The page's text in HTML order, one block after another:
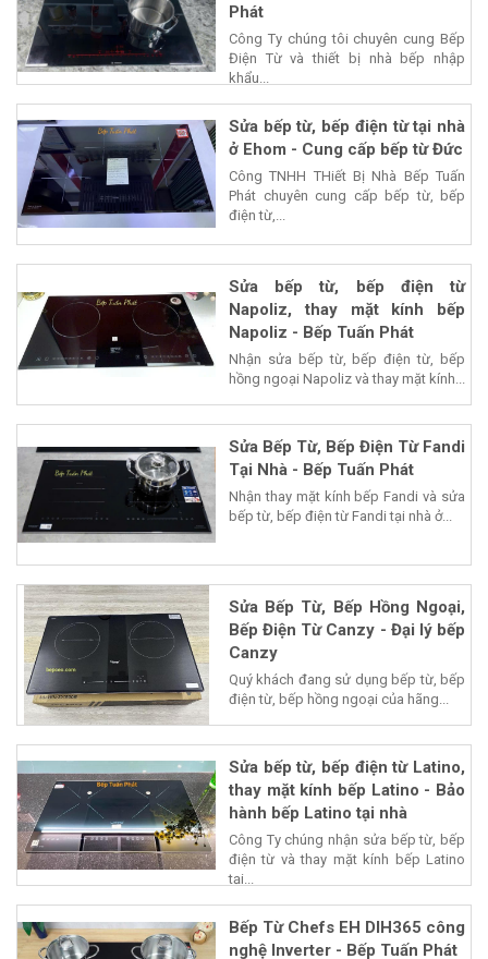
Phát
Công Ty chúng tôi chuyên cung Bếp
Điện Từ và thiết bị nhà bếp nhập
khẩu...
Sửa bếp từ, bếp điện từ tại nhà
ở Ehom - Cung cấp bếp từ Đức
Công TNHH THiết Bị Nhà Bếp Tuấn
Phát chuyên cung cấp bếp từ, bếp
điện từ,...
Sửa bếp từ, bếp điện từ
Napoliz, thay mặt kính bếp
Napoliz - Bếp Tuấn Phát
Nhận sửa bếp từ, bếp điện từ, bếp
hồng ngoại Napoliz và thay mặt kính...
Sửa Bếp Từ, Bếp Điện Từ Fandi
Tại Nhà - Bếp Tuấn Phát
Nhận thay mặt kính bếp Fandi và sửa
bếp từ, bếp điện từ Fandi tại nhà ở...
Sửa Bếp Từ, Bếp Hồng Ngoại,
Bếp Điện Từ Canzy - Đại lý bếp
Canzy
Quý khách đang sử dụng bếp từ, bếp
điện từ, bếp hồng ngoại của hãng...
Sửa bếp từ, bếp điện từ Latino,
thay mặt kính bếp Latino - Bảo
hành bếp Latino tại nhà
Công Ty chúng nhận sửa bếp từ, bếp
điện từ và thay mặt kính bếp Latino
tại...
Bếp Từ Chefs EH DIH365 công
nghệ Inverter - Bếp Tuấn Phát